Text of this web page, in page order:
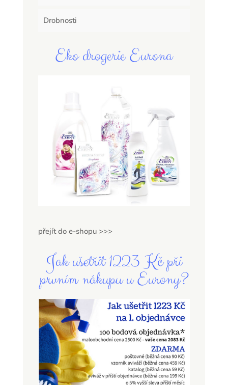
Drobnosti
Eko drogerie Eurona
přejít do e-shopu >>>
Jak ušetřit 1223 Kč při
prvním nákupu u Eurony?